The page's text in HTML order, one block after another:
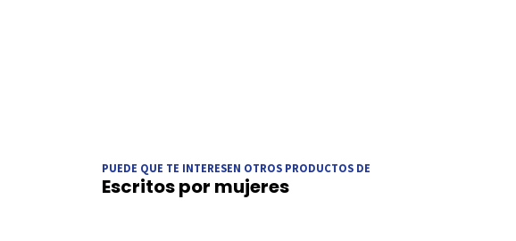
PUEDE QUE TE INTERESEN OTROS PRODUCTOS DE
Escritos por mujeres